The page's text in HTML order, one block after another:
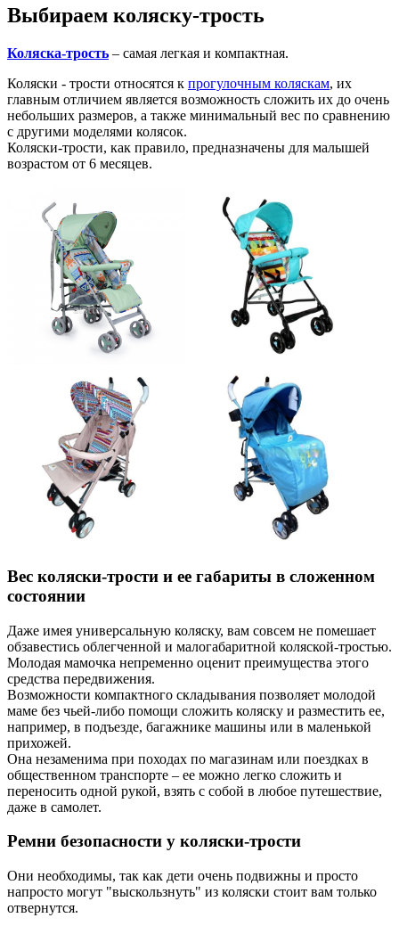
Выбираем коляску-трость
Коляска-трость – самая легкая и компактная.
Коляски - трости относятся к прогулочным коляскам, их
главным отличием является возможность сложить их до очень
небольших размеров, а также минимальный вес по сравнению
с другими моделями колясок.
Коляски-трости, как правило, предназначены для малышей
возрастом от 6 месяцев.
Вес коляски-трости и ее габариты в сложенном
состоянии
Даже имея универсальную коляску, вам совсем не помешает
обзавестись облегченной и малогабаритной коляской-тростью.
Молодая мамочка непременно оценит преимущества этого
средства передвижения.
Возможности компактного складывания позволяет молодой
маме без чьей-либо помощи сложить коляску и разместить ее,
например, в подъезде, багажнике машины или в маленькой
прихожей.
Она незаменима при походах по магазинам или поездках в
общественном транспорте – ее можно легко сложить и
переносить одной рукой, взять с собой в любое путешествие,
даже в самолет.
Ремни безопасности у коляски-трости
Они необходимы, так как дети очень подвижны и просто
напросто могут "выскользнуть" из коляски стоит вам только
отвернутся.